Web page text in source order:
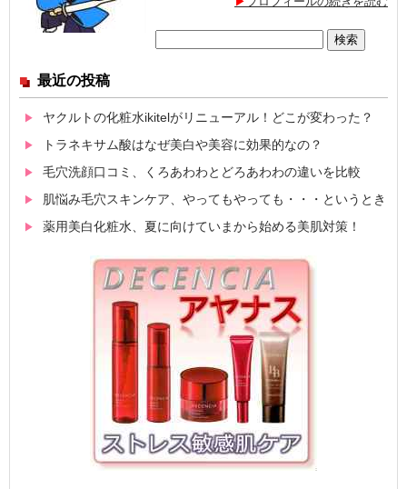
最近の投稿
ヤクルトの化粧水ikitelがリニューアル！どこが変わった？
トラネキサム酸はなぜ美白や美容に効果的なの？
毛穴洗顔口コミ、くろあわわとどろあわわの違いを比較
肌悩み毛穴スキンケア、やってもやっても・・・というとき
薬用美白化粧水、夏に向けていまから始める美肌対策！